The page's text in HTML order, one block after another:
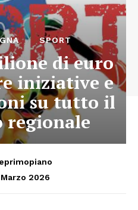
SPORT
di euro
iniziative e
su tutto il
2026